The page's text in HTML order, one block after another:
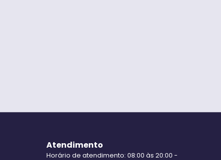
Atendimento
Horário de atendimento: 08:00 às 20:00 -